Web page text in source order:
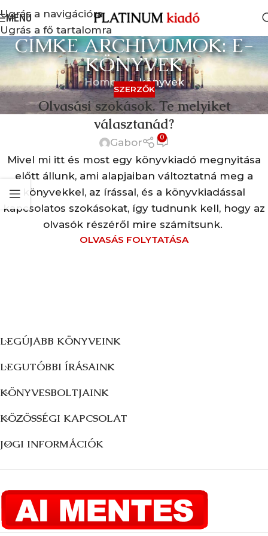
Ugrás a navigációra
Ugrás a fő tartalomra
MENÜ
CÍMKE ARCHÍVUMOK: E-
KÖNYVEK
Home»e-könyvek
SZERZŐK
Olvasási szokások. Te melyiket
választanád?
Gabor 0
Mivel mi itt és most egy könyvkiadó megnyitása
előtt állunk, ami alapjaiban változtatná meg a
könyvekkel, az írással, és a könyvkiadással
kapcsolatos szokásokat, így tudnunk kell, hogy az
olvasók részéről mire számítsunk.
OLVASÁS FOLYTATÁSA
LEGÚJABB KÖNYVEINK
LEGUTÓBBI ÍRÁSAINK
KÖNYVESBOLTJAINK
KÖZÖSSÉGI KAPCSOLAT
JOGI INFORMÁCIÓK